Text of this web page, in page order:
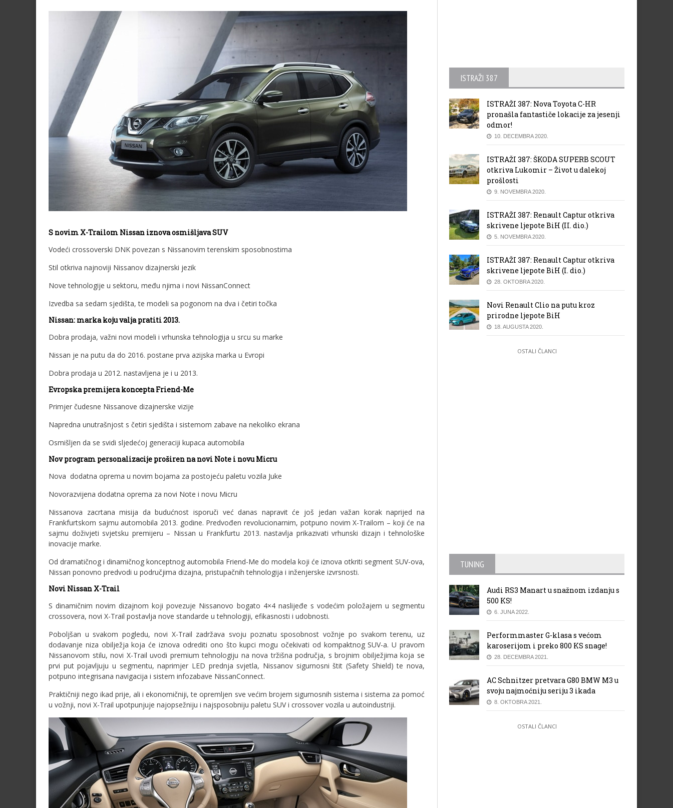
S novim X-Trailom Nissan iznova osmišljava SUV
Vodeći crossoverski DNK povezan s Nissanovim terenskim sposobnostima
Stil otkriva najnoviji Nissanov dizajnerski jezik
Nove tehnologije u sektoru, među njima i novi NissanConnect
Izvedba sa sedam sjedišta, te modeli sa pogonom na dva i četiri točka
Nissan: marka koju valja pratiti 2013.
Dobra prodaja, važni novi modeli i vrhunska tehnologija u srcu su marke
Nissan je na putu da do 2016. postane prva azijska marka u Evropi
Dobra prodaja u 2012. nastavljena je i u 2013.
Evropska premijera koncepta Friend-Me
Primjer čudesne Nissanove dizajnerske vizije
Napredna unutrašnjost s četiri sjedišta i sistemom zabave na nekoliko ekrana
Osmišljen da se svidi sljedećoj generaciji kupaca automobila
Nov program personalizacije proširen na novi Note i novu Micru
Nova dodatna oprema u novim bojama za postojeću paletu vozila Juke
Novorazvijena dodatna oprema za novi Note i novu Micru
Nissanova zacrtana misija da budućnost isporuči već danas napravit će još jedan važan korak naprijed na
Frankfurtskom sajmu automobila 2013. godine. Predvođen revolucionarnim, potpuno novim X-Trailom – koji će na
sajmu doživjeti svjetsku premijeru – Nissan u Frankfurtu 2013. nastavlja prikazivati vrhunski dizajn i tehnološke
inovacije marke.
Od dramatičnog i dinamičnog konceptnog automobila Friend-Me do modela koji će iznova otkriti segment SUV-ova,
Nissan ponovno predvodi u područjima dizajna, pristupačnih tehnologija i inženjerske izvrsnosti.
Novi Nissan X-Trail
S dinamičnim novim dizajnom koji povezuje Nissanovo bogato 4×4 naslijeđe s vodećim položajem u segmentu
crossovera, novi X-Trail postavlja nove standarde u tehnologiji, efikasnosti i udobnosti.
Poboljšan u svakom pogledu, novi X-Trail zadržava svoju poznatu sposobnost vožnje po svakom terenu, uz
dodavanje niza obilježja koja će iznova odrediti ono što kupci mogu očekivati od kompaktnog SUV-a. U pravom
Nissanovom stilu, novi X-Trail uvodi premium tehnologiju na nova tržišna područja, s brojnim obilježjima koja se
prvi put pojavljuju u segmentu, naprimjer LED prednja svjetla, Nissanov sigurnosni štit (Safety Shield) te nova,
potpuno integrisana navigacija i sistem infozabave NissanConnect.
Praktičniji nego ikad prije, ali i ekonomičniji, te opremljen sve većim brojem sigurnosnih sistema i sistema za pomoć
u vožnji, novi X-Trail upotpunjuje najopsežniju i najsposobniju paletu SUV i crossover vozila u autoindustriji.
ISTRAŽI 387
ISTRAŽI 387: Nova Toyota C-HR
pronašla fantastiče lokacije za jesenji
odmor!
10. DECEMBRA 2020.
ISTRAŽI 387: ŠKODA SUPERB SCOUT
otkriva Lukomir – Život u dalekoj
prošlosti
9. NOVEMBRA 2020.
ISTRAŽI 387: Renault Captur otkriva
skrivene ljepote BiH (II. dio.)
5. NOVEMBRA 2020.
ISTRAŽI 387: Renault Captur otkriva
skrivene ljepote BiH (I. dio.)
28. OKTOBRA 2020.
Novi Renault Clio na putu kroz
prirodne ljepote BiH
18. AUGUSTA 2020.
OSTALI ČLANCI
TUNING
Audi RS3 Manart u snažnom izdanju s
500 KS!
6. JUNA 2022.
Performmaster G-klasa s većom
karoserijom i preko 800 KS snage!
28. DECEMBRA 2021.
AC Schnitzer pretvara G80 BMW M3 u
svoju najmoćniju seriju 3 ikada
8. OKTOBRA 2021.
OSTALI ČLANCI